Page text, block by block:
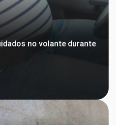
no volante durante